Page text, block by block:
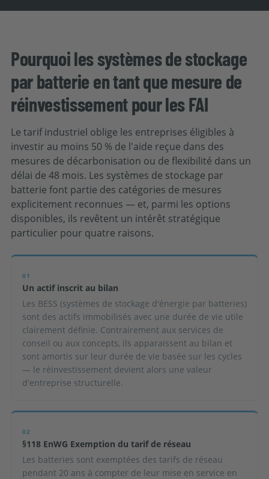
Pourquoi les systèmes de stockage
par batterie en tant que mesure de
réinvestissement pour les FAI
Le tarif industriel oblige les entreprises éligibles à
investir au moins 50 % de l'aide reçue dans des
mesures de décarbonisation ou de flexibilité dans un
délai de 48 mois. Les systèmes de stockage par
batterie font partie des catégories de mesures
explicitement reconnues — et, parmi les options
disponibles, ils revêtent un intérêt stratégique
particulier pour quatre raisons.
01
Un actif inscrit au bilan
Les BESS (systèmes de stockage d'énergie par batteries)
sont des actifs immobilisés avec une durée de vie utile
clairement définie. Contrairement aux services de
conseil ou aux concepts, ils apparaissent au bilan et
sont amortis sur leur durée de vie basée sur les cycles
— le réinvestissement devient alors une valeur
d'entreprise structurelle.
02
§118 EnWG Exemption du tarif de réseau
Les batteries sont exemptées des tarifs de réseau
pendant 20 ans à compter de leur mise en service en